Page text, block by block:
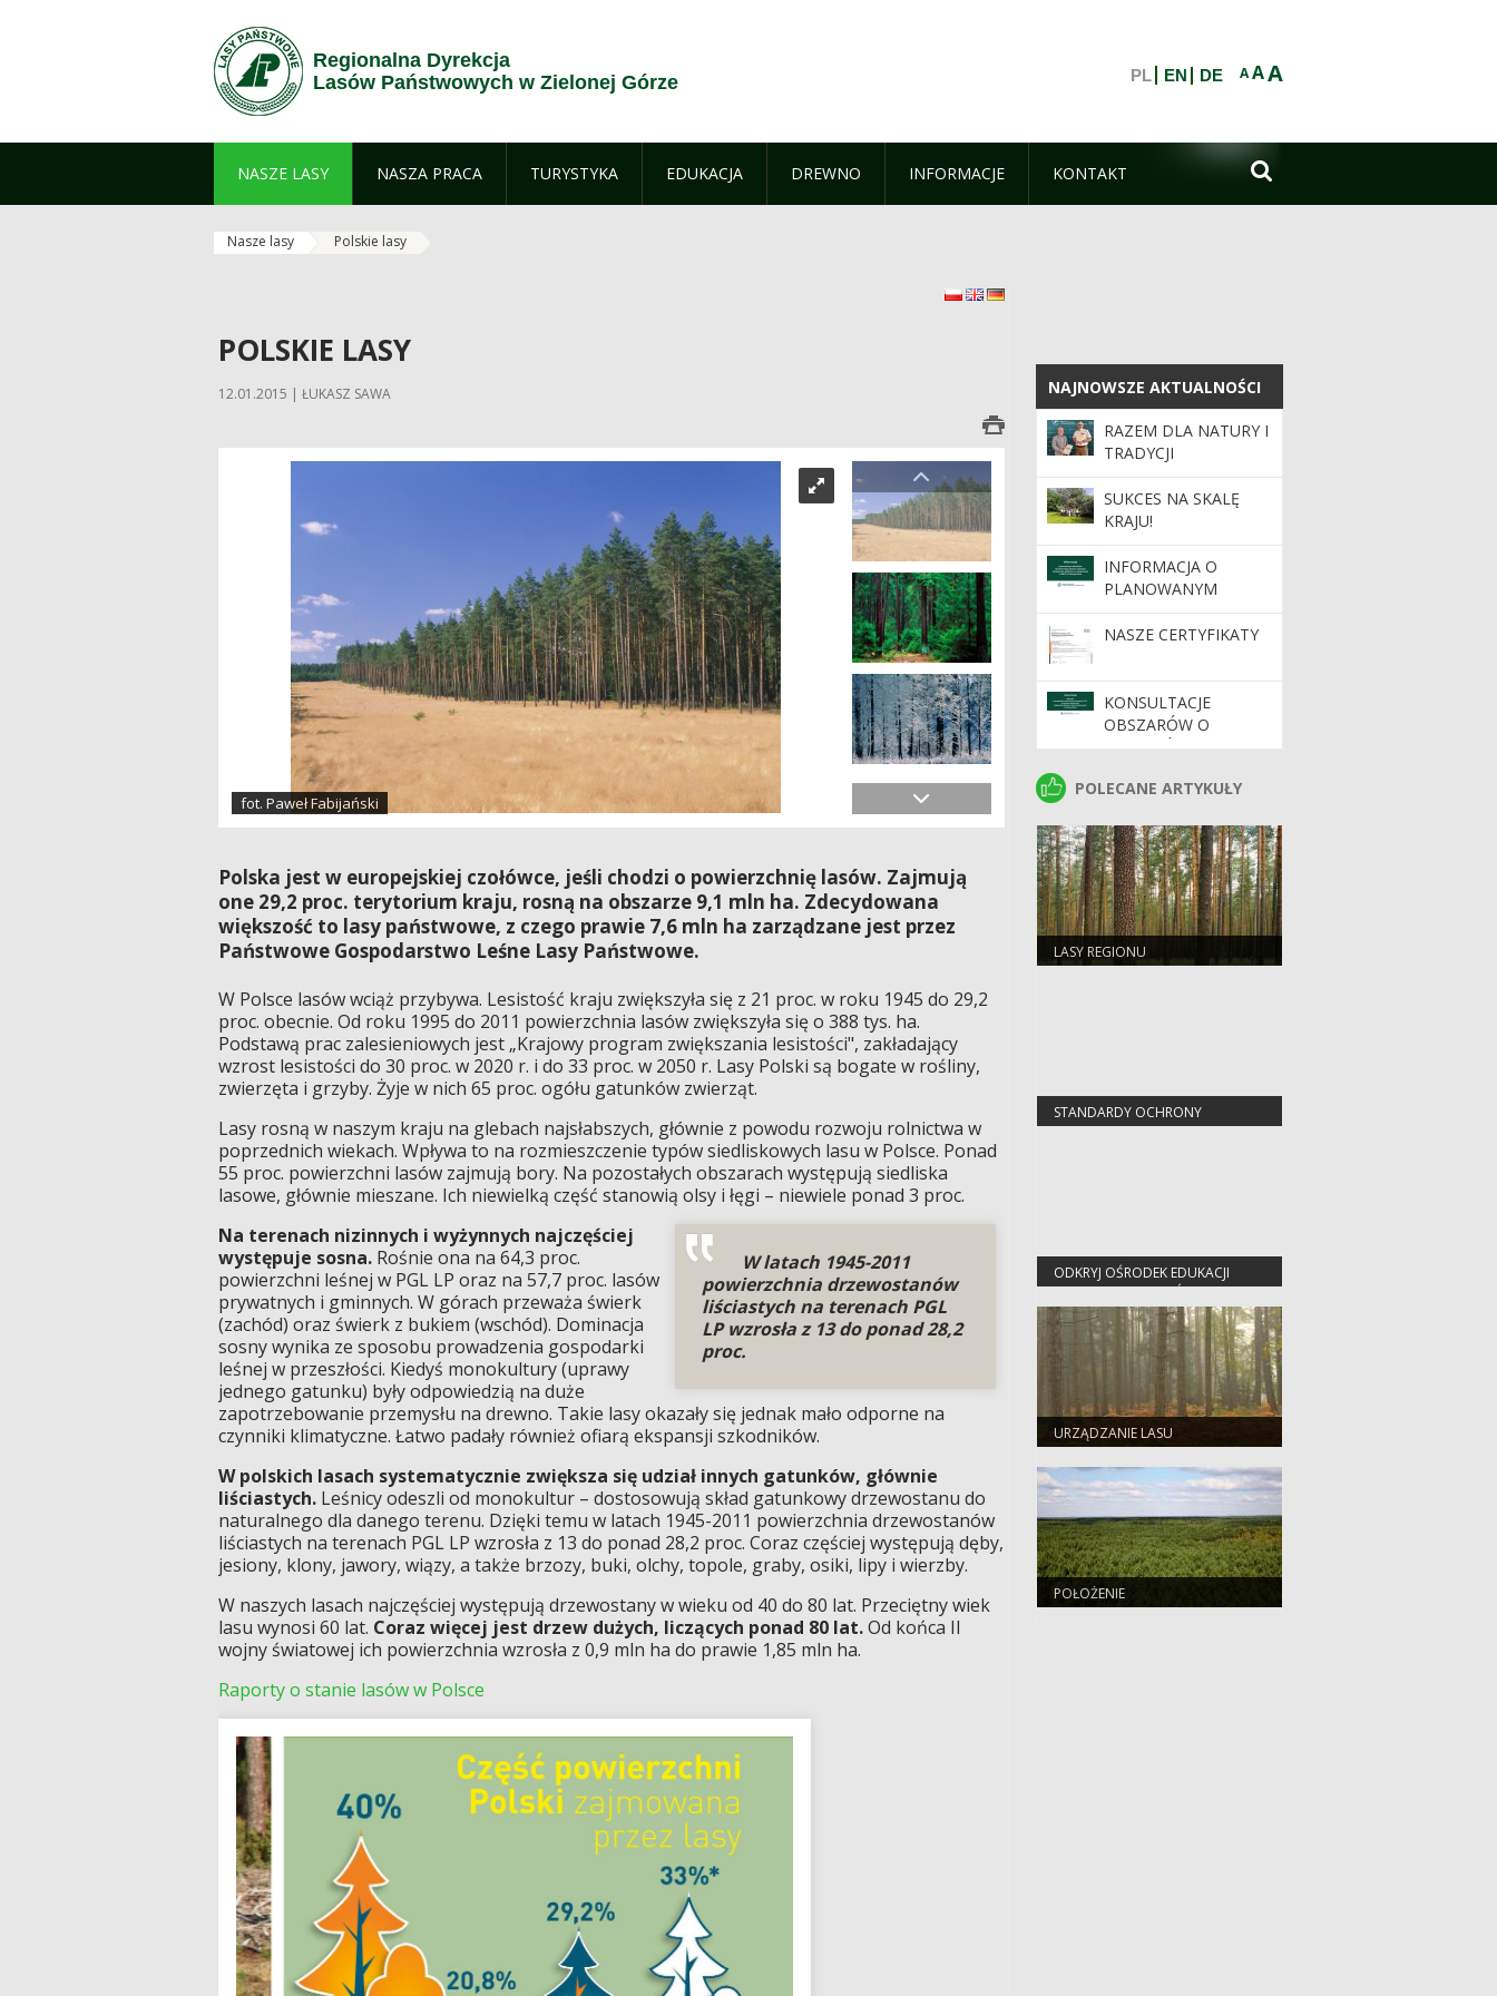
Regionalna Dyrekcja
Lasów Państwowych w Zielonej Górze
AAA
PL EN DE
NASZE LASY NASZA PRACA TURYSTYKA EDUKACJA DREWNO INFORMACJE KONTAKT 
Nasze lasy Polskie lasy
polskiEnglishDeutsch
POLSKIE LASY
12.01.2015 | ŁUKASZ SAWA
fot. Paweł Fabijański
Polska jest w europejskiej czołówce, jeśli chodzi o powierzchnię lasów. Zajmują
one 29,2 proc. terytorium kraju, rosną na obszarze 9,1 mln ha. Zdecydowana
większość to lasy państwowe, z czego prawie 7,6 mln ha zarządzane jest przez
Państwowe Gospodarstwo Leśne Lasy Państwowe.
W Polsce lasów wciąż przybywa. Lesistość kraju zwiększyła się z 21 proc. w roku 1945 do 29,2
proc. obecnie. Od roku 1995 do 2011 powierzchnia lasów zwiększyła się o 388 tys. ha.
Podstawą prac zalesieniowych jest „Krajowy program zwiększania lesistości", zakładający
wzrost lesistości do 30 proc. w 2020 r. i do 33 proc. w 2050 r. Lasy Polski są bogate w rośliny,
zwierzęta i grzyby. Żyje w nich 65 proc. ogółu gatunków zwierząt.
Lasy rosną w naszym kraju na glebach najsłabszych, głównie z powodu rozwoju rolnictwa w
poprzednich wiekach. Wpływa to na rozmieszczenie typów siedliskowych lasu w Polsce. Ponad
55 proc. powierzchni lasów zajmują bory. Na pozostałych obszarach występują siedliska
lasowe, głównie mieszane. Ich niewielką część stanowią olsy i łęgi – niewiele ponad 3 proc.
W latach 1945-2011
powierzchnia drzewostanów
liściastych na terenach PGL
LP wzrosła z 13 do ponad 28,2
proc.
Na terenach nizinnych i wyżynnych najczęściej
występuje sosna. Rośnie ona na 64,3 proc.
powierzchni leśnej w PGL LP oraz na 57,7 proc. lasów
prywatnych i gminnych. W górach przeważa świerk
(zachód) oraz świerk z bukiem (wschód). Dominacja
sosny wynika ze sposobu prowadzenia gospodarki
leśnej w przeszłości. Kiedyś monokultury (uprawy
jednego gatunku) były odpowiedzią na duże
zapotrzebowanie przemysłu na drewno. Takie lasy okazały się jednak mało odporne na
czynniki klimatyczne. Łatwo padały również ofiarą ekspansji szkodników.
W polskich lasach systematycznie zwiększa się udział innych gatunków, głównie
liściastych. Leśnicy odeszli od monokultur – dostosowują skład gatunkowy drzewostanu do
naturalnego dla danego terenu. Dzięki temu w latach 1945-2011 powierzchnia drzewostanów
liściastych na terenach PGL LP wzrosła z 13 do ponad 28,2 proc. Coraz częściej występują dęby,
jesiony, klony, jawory, wiązy, a także brzozy, buki, olchy, topole, graby, osiki, lipy i wierzby.
W naszych lasach najczęściej występują drzewostany w wieku od 40 do 80 lat. Przeciętny wiek
lasu wynosi 60 lat. Coraz więcej jest drzew dużych, liczących ponad 80 lat.Od końca II
wojny światowej ich powierzchnia wzrosła z 0,9 mln ha do prawie 1,85 mln ha.
Raporty o stanie lasów w Polsce
NAJNOWSZE AKTUALNOŚCI
NAJNOWSZE AKTUALNOŚCI
RAZEM DLA NATURY I
TRADYCJI
SUKCES NA SKALĘ
KRAJU!
INFORMACJA O
PLANOWANYM
WDROŻENIU
DYNAMICZNEGO
NASZE CERTYFIKATY
KONSULTACJE
OBSZARÓW O
SZCZEGÓLNYCH
OCHRONNYCH HCV
NADLEŚNICTW
REGIONALNEJ
DYREKCJI LASÓW
PAŃSTWOWYCH W
ZIELONEJ GÓRZE
POLECANE ARTYKUŁY
POLECANE ARTYKUŁY
LASY REGIONU
STANDARDY OCHRONY
MAŁOLETNICH
ODKRYJ OŚRODEK EDUKACJI
PRZYRODNICZO-LEŚNEJ W
JEZIORACH WYSOKICH
URZĄDZANIE LASU
POŁOŻENIE